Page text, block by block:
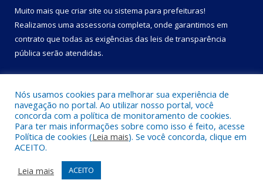
Muito mais que criar site ou sistema para prefeituras!
Realizamos uma assessoria completa, onde garantimos em
contrato que todas as exigências das leis de transparência
pública serão atendidas.
Todos os direitos reservados a Câmara Municipal de Cametá.
Mapa do Site
Acessar Área Administrativa
Acessar Webmail
Nós usamos cookies para melhorar sua experiência de
navegação no portal. Ao utilizar nosso portal, você
concorda com a política de monitoramento de cookies.
Para ter mais informações sobre como isso é feito, acesse
Política de cookies (Leia mais). Se você concorda, clique em
ACEITO.
Leia mais
ACEITO